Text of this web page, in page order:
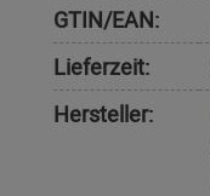
GTIN/EAN:
Lieferzeit:
Hersteller: